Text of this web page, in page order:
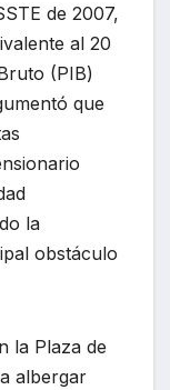
de 2007,
al 20
(PIB)
que
la
obstáculo
la Plaza de
albergar